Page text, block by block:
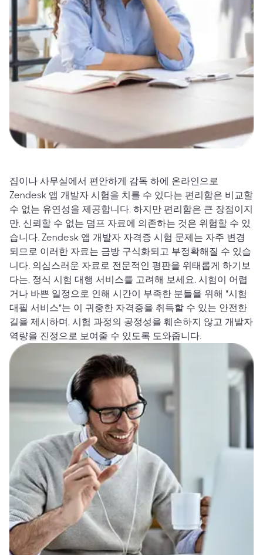
집이나 사무실에서 편안하게 감독 하에 온라인으로
Zendesk 앱 개발자 시험을 치를 수 있다는 편리함은 비교할
수 없는 유연성을 제공합니다. 하지만 편리함은 큰 장점이지
만, 신뢰할 수 없는 덤프 자료에 의존하는 것은 위험할 수 있
습니다. Zendesk 앱 개발자 자격증 시험 문제는 자주 변경
되므로 이러한 자료는 금방 구식화되고 부정확해질 수 있습
니다. 의심스러운 자료로 전문적인 평판을 위태롭게 하기보
다는, 정식 시험 대행 서비스를 고려해 보세요. 시험이 어렵
거나 바쁜 일정으로 인해 시간이 부족한 분들을 위해 "시험
대필 서비스"는 이 귀중한 자격증을 취득할 수 있는 안전한
길을 제시하며, 시험 과정의 공정성을 훼손하지 않고 개발자
역량을 진정으로 보여줄 수 있도록 도와줍니다.